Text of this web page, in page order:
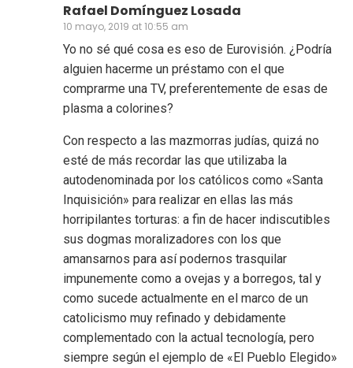
Rafael Domínguez Losada
10 mayo, 2019 at 10:55 am
Yo no sé qué cosa es eso de Eurovisión. ¿Podría
alguien hacerme un préstamo con el que
comprarme una TV, preferentemente de esas de
plasma a colorines?
Con respecto a las mazmorras judías, quizá no
esté de más recordar las que utilizaba la
autodenominada por los católicos como «Santa
Inquisición» para realizar en ellas las más
horripilantes torturas: a fin de hacer indiscutibles
sus dogmas moralizadores con los que
amansarnos para así podernos trasquilar
impunemente como a ovejas y a borregos, tal y
como sucede actualmente en el marco de un
catolicismo muy refinado y debidamente
complementado con la actual tecnología, pero
siempre según el ejemplo de «El Pueblo Elegido»